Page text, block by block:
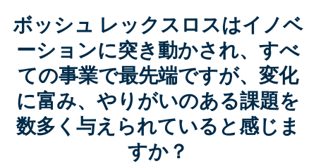
ボッシュ レックスロスはイノベ
ーションに突き動かされ、すべ
ての事業で最先端ですが、変化
に富み、やりがいのある課題を
数多く与えられていると感じま
すか？